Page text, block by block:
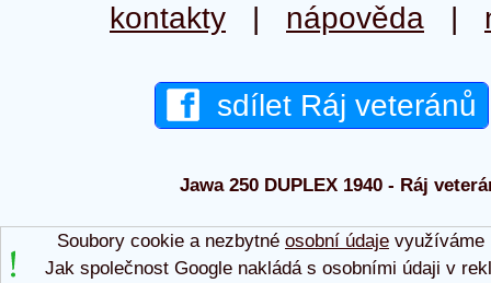
kontakty | nápověda |
sdílet Ráj veteránů
Jawa 250 DUPLEX 1940 - Ráj
Soubory cookie a nezbytné osobní údajevyužíváme
Jak společnost Google nakládá s osobními údaji v